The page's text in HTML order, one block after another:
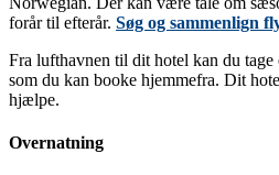
forår til efterår. Søg og sammenlign
Fra lufthavnen til dit hotel kan du tage
som du kan booke hjemmefra. Dit
hjælpe.
Overnatning